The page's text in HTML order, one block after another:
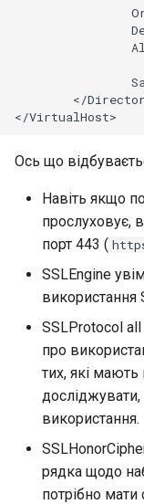
</
Ось що
Навіть якщо
прослуховує,
порт 443 (
SSLEngine
використання
SSLProtocol
про
тих, які мають
досліджувати,
використання.
рядка щодо
потрібно